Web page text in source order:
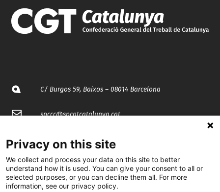
C/ Burgos 59, Baixos – 08014 Barcelona
spccc@spcgtcatalunya.cat
@CGTCatalunya
cgtcatalunya
Privacy on this site
We collect and process your data on this site to better
understand how it is used. You can give your consent to all or
selected purposes, or you can decline them all. For more
information, see our privacy policy.